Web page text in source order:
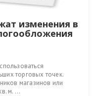
изменения в
торговых точек.
магазинов или
м. ...